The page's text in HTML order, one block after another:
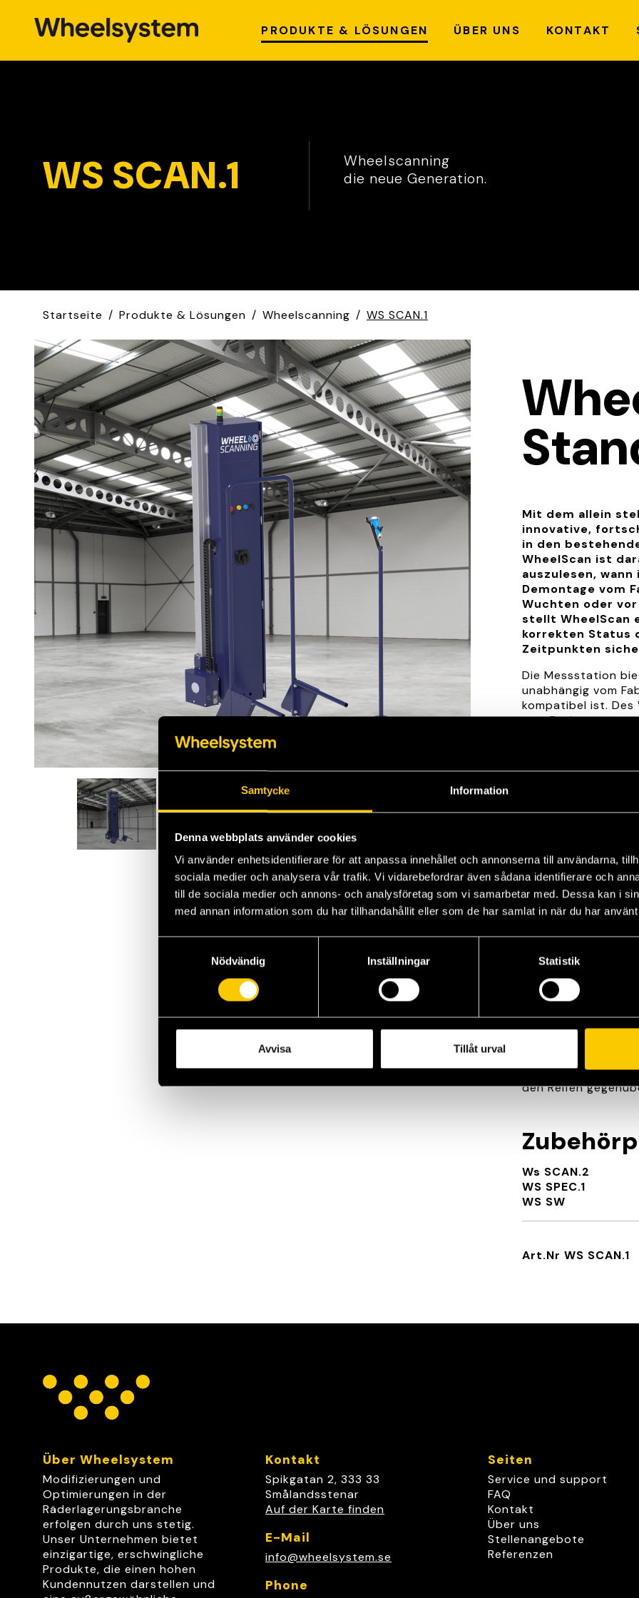
Samtycke Information
Denna webbplats använder cookies
Vi använder enhetsidentifierare för att anpassa innehållet och annonserna till användarna,
sociala medier och analysera vår trafik. Vi vidarebefordrar även sådana identifierare och
till de sociala medier och annons- och analysföretag som vi samarbetar med. Dessa kan i
med annan information som du har tillhandahållit eller som de har samlat in när du har
Nödvändig
Inställningar Statistik
Avvisa Tillåt urval
PRODUKTE & LÖSUNGEN
WS SM.40
WS T.340
WS T.341
WS SPA GEN.1
WS SPEC.1
Rädertrolleys
und
Transportwagen
WS TR.350
WS TR.351
WS TR.352
WS TR.355
Transportwagen
und
Transportkäfige
WS 354.
WS 355.
Etagen und
Plattformen
Plattform-
System
Zubehör
Markierungen
Beleuchtung
WS ARC-SL.5
WS ARC-SL.7
Zubehör (1)
WS ST.S
WS ST.C
ÜBER UNS KONTAKT
WS SCAN.1
Wheelscanning
die neue Generation.
Startseite / Produkte & Lösungen / Wheelscanning / WS SCAN.1
Mit dem allein
innovative,
in den
WheelScan ist
auszulesen,
Demontage vom
Wuchten oder
stellt WheelScan
korrekten Status
Zeitpunkten
Die Messstation
unabhängig vom
kompatibel ist.
vom Boden aus
WheelScan an
existierende
WheelScan
die durch das
fortwährend
hochpräzise
eine große Menge
werden
Reifens
oder ungleicher
Dank der enormen
auch bei
Messresultate.
jeweilige
Workflow optimiert
ausgeschlossen
Status der
belegen und somit
vereinfachen.
Dieses Verfahren
Gesamtübersicht
Beratung und
den Reifen
Ws SCAN.2
WS SPEC.1
WS SW
Art.Nr WS SCAN.1
Über Wheelsystem
Modifizierungen und
Optimierungen in der
Räderlagerungsbranche
erfolgen durch uns stetig.
Unser Unternehmen bietet
einzigartige, erschwingliche
Produkte, die einen hohen
Kundennutzen darstellen und
Kontakt
Spikgatan 2, 333 33
Smålandsstenar
Auf der Karte finden
E-Mail
info@wheelsystem.se
Phone
Seiten
Service und support
FAQ
Kontakt
Über uns
Stellenangebote
Referenzen